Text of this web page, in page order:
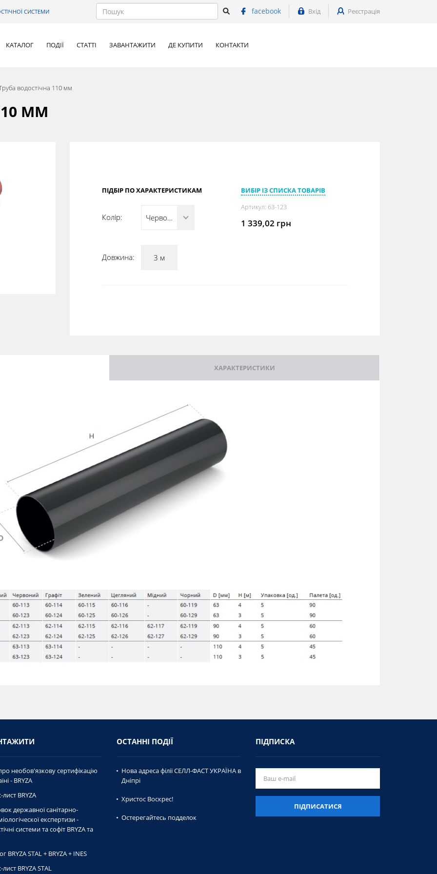
СИСТЕМИ facebook Вхід Реєстрація
КАТАЛОГ ПОДІЇ СТАТТІ ЗАВАНТАЖИТИ ДЕ КУПИТИ КОНТАКТИ
водостічна 110 мм
ММ
ПІДБІР ПО ХАРАКТЕРИСТИКАМ
Колір: Червоний (RAL 3011)
Довжина: 3 м
ВИБІР ІЗ СПИСКА ТОВАРІВ
Артикул: 63-123
1 339,02 грн
ХАРАКТЕРИСТИКИ
ПІДПИСКА
ПІДПИСАТИСЯ
необов'язкову сертифікацію
- BRYZA
BRYZA
державної caнiтaрно-
експертизи -
системи та софіт BRYZA та
BRYZA STAL + BRYZA + INES
BRYZA STAL
ОСТАННІ ПОДІЇ
Нова адреса філії СЕЛЛ-ФАСТ УКРАЇНА в
Дніпрі
Христос Воскрес!
Остерегайтесь подделок